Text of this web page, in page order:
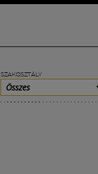
SZAKOSZTÁLY
Összes